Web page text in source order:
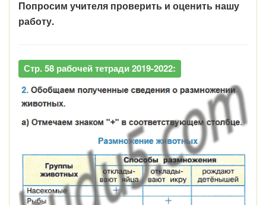
Попросим учителя проверить и оценить нашу
работу.
Стр. 58 рабочей тетради 2019-2022: